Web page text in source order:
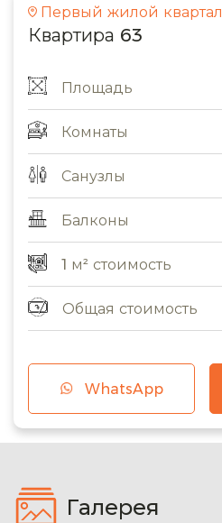
Первый жилой квартал
Квартира 63
Площадь
Комнаты
Санузлы
Балконы
1 м² стоимость
Общая стоимость
WhatsApp
Галерея